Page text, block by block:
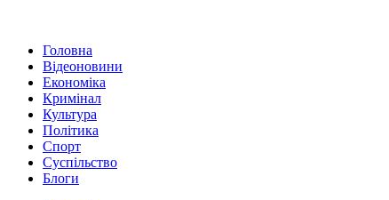
Головна
Відеоновини
Економіка
Кримінал
Культура
Політика
Спорт
Суспільство
Блоги